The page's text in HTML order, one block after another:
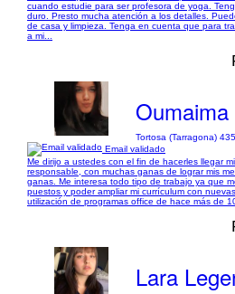
cuando estudie para ser profesora de yoga.
duro. Presto mucha atención a los detalles.
de casa y limpieza. Tenga en cuenta que para
a mi...
Tortosa (Tarragona)
Email validado
Me dirijo a ustedes con el fin de hacerles llegar
responsable, con muchas ganas de lograr mis
ganas. Me interesa todo tipo de trabajo ya que
puestos y poder ampliar mi currículum con
utilización de programas office de hace más de
Lara